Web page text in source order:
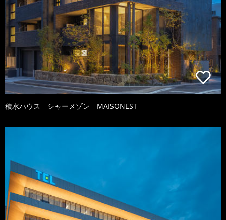
積水ハウス シャーメゾン MAISONEST